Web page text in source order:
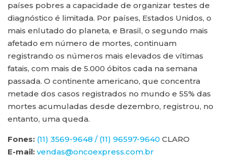
países pobres a capacidade de organizar testes de
diagnóstico é limitada. Por países, Estados Unidos, o
mais enlutado do planeta, e Brasil, o segundo mais
afetado em número de mortes, continuam
registrando os números mais elevados de vítimas
fatais, com mais de 5.000 óbitos cada na semana
passada. O continente americano, que concentra
metade dos casos registrados no mundo e 55% das
mortes acumuladas desde dezembro, registrou, no
entanto, uma queda.
Fones: (11) 3569-9648 / (11) 96597-9640 CLARO
E-mail: vendas@oncoexpress.com.br